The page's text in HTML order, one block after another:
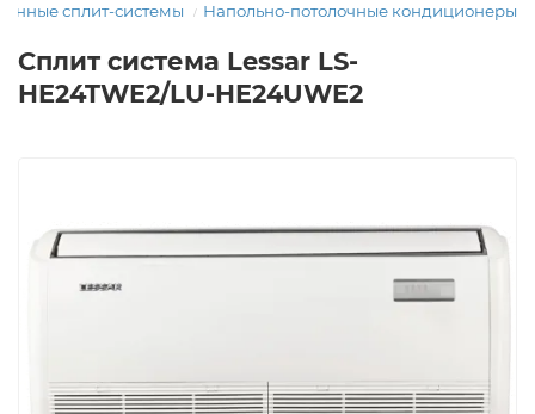
сплит-системы Напольно-потолочные кондиционеры
Сплит система Lessar LS-
HE24TWE2/LU-HE24UWE2